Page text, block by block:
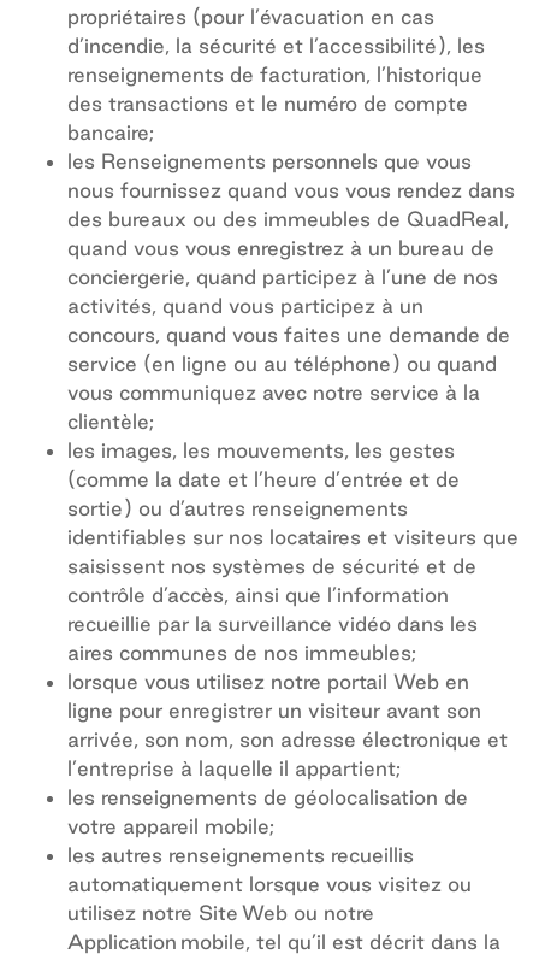
propriétaires (pour l’évacuation en cas
d’incendie, la sécurité et l’accessibilité), les
renseignements de facturation, l’historique
des transactions et le numéro de compte
bancaire;
les Renseignements personnels que vous
nous fournissez quand vous vous rendez dans
des bureaux ou des immeubles de QuadReal,
quand vous vous enregistrez à un bureau de
conciergerie, quand participez à l’une de nos
activités, quand vous participez à un
concours, quand vous faites une demande de
service (en ligne ou au téléphone) ou quand
vous communiquez avec notre service à la
clientèle;
les images, les mouvements, les gestes
(comme la date et l’heure d’entrée et de
sortie) ou d’autres renseignements
identifiables sur nos locataires et visiteurs que
saisissent nos systèmes de sécurité et de
contrôle d’accès, ainsi que l’information
recueillie par la surveillance vidéo dans les
aires communes de nos immeubles;
lorsque vous utilisez notre portail Web en
ligne pour enregistrer un visiteur avant son
arrivée, son nom, son adresse électronique et
l’entreprise à laquelle il appartient;
les renseignements de géolocalisation de
votre appareil mobile;
les autres renseignements recueillis
automatiquement lorsque vous visitez ou
utilisez notre Site Web ou notre
Application mobile, tel qu’il est décrit dans la